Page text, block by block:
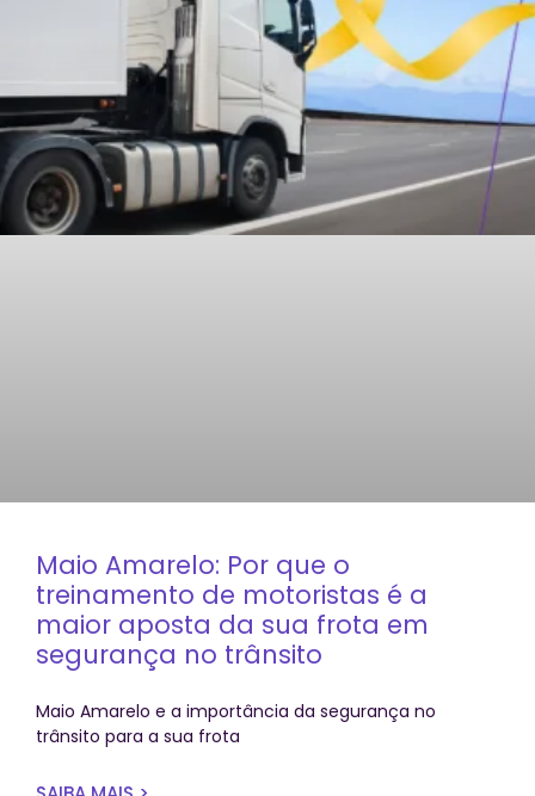
Maio Amarelo: Por que o
treinamento de motoristas é a
maior aposta da sua frota em
segurança no trânsito
Maio Amarelo e a importância da segurança no
trânsito para a sua frota